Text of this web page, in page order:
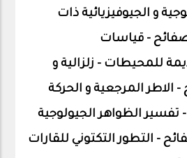
و الجيوفيزيائية ذات
– قياسات
للمحيطات – زلزالية و
الاطر المرجعية و الحركة
تفسير الظواهر الجيولوجية
– التطور التكتوني للقارات